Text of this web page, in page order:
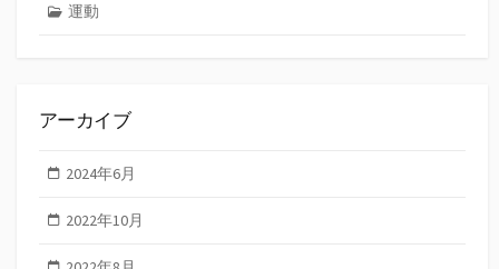
運動
アーカイブ
2024年6月
2022年10月